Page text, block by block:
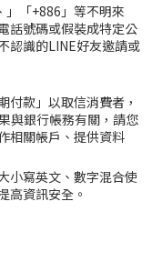
」「+886」等不明來
話號碼或假裝成特定公
認識的LINE好友邀請或
付款」以取信消費者，
與銀行帳務有關，請您
相關帳戶、提供資料
小寫英文、數字混合使
高資訊安全。